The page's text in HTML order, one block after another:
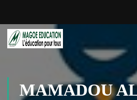
MAMADOU